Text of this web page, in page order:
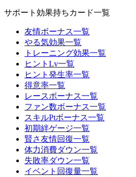
サポート効果持ちカード一覧
友情ボーナス一覧
やる気効果一覧
トレーニング効果一覧
ヒントLv一覧
ヒント発生率一覧
得意率一覧
レースボーナス一覧
ファン数ボーナス一覧
スキルPtボーナス一覧
初期絆ゲージ一覧
賢さ友情回復一覧
体力消費ダウン一覧
失敗率ダウン一覧
イベント回復量一覧